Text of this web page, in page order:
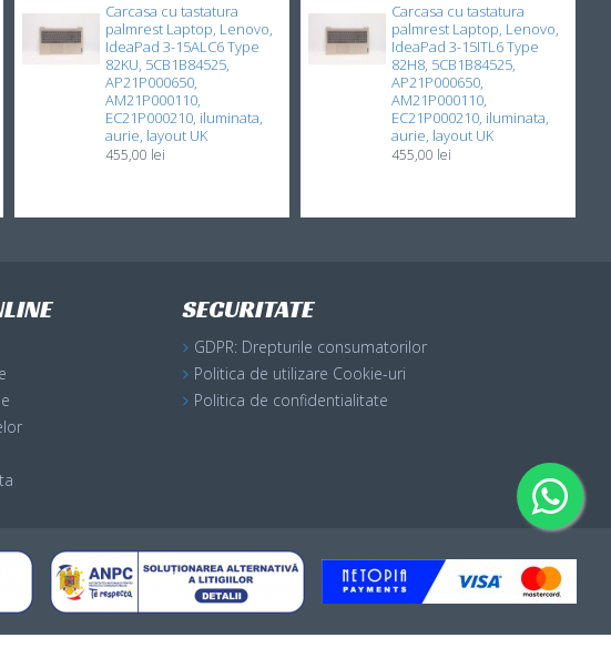
Carcasa cu tastatura
palmrest Laptop, Lenovo,
IdeaPad 3-15ALC6 Type
82KU, 5CB1B84525,
AP21P000650,
AM21P000110,
EC21P000210, iluminata,
aurie, layout UK
455,00 lei
Carcasa cu tastatura
palmrest Laptop, Lenovo,
IdeaPad 3-15ITL6 Type
82H8, 5CB1B84525,
AP21P000650,
AM21P000110,
EC21P000210, iluminata,
aurie, layout UK
455,00 lei
SECURITATE
GDPR: Drepturile consumatorilor
Politica de utilizare Cookie-uri
Politica de confidentialitate